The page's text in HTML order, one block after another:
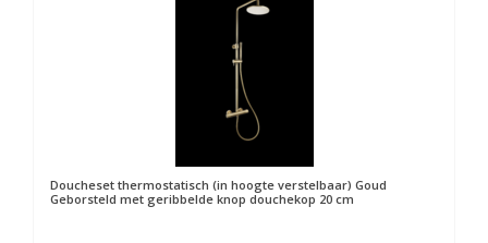
Doucheset thermostatisch (in hoogte verstelbaar) Goud
Geborsteld met geribbelde knop douchekop 20 cm